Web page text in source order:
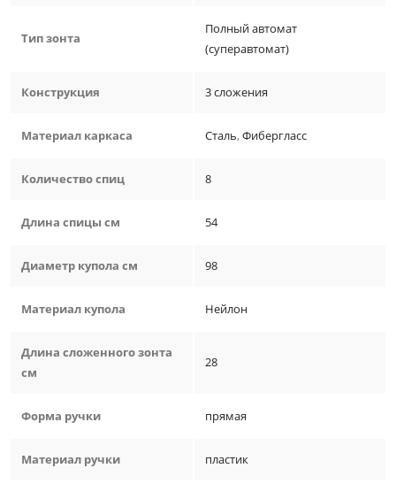
Тип зонта
Полный автомат
(суперавтомат)
Конструкция 3 сложения
Материал каркаса Сталь,Фибергласс
Количество спиц 8
Длина спицы см 54
Диаметр купола см 98
Материал купола Нейлон
Длина сложенного зонта
см
28
Форма ручки прямая
Материал ручки пластик